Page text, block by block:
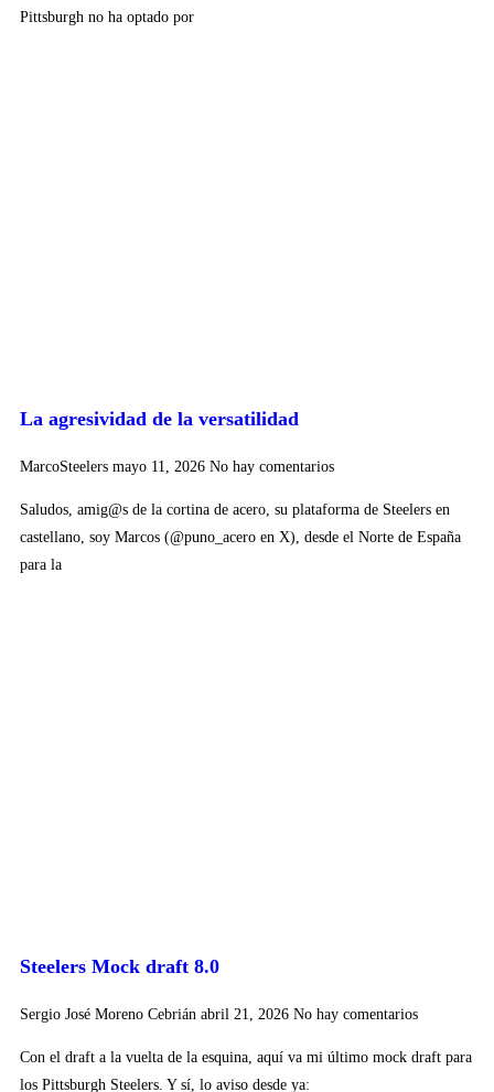
Pittsburgh no ha optado por
La agresividad de la versatilidad
MarcoSteelers mayo 11, 2026 No hay comentarios
Saludos, amig@s de la cortina de acero, su plataforma de Steelers en
castellano, soy Marcos (@puno_acero en X), desde el Norte de España
para la
Steelers Mock draft 8.0
Sergio José Moreno Cebrián abril 21, 2026 No hay comentarios
Con el draft a la vuelta de la esquina, aquí va mi último mock draft para
los Pittsburgh Steelers. Y sí, lo aviso desde ya: